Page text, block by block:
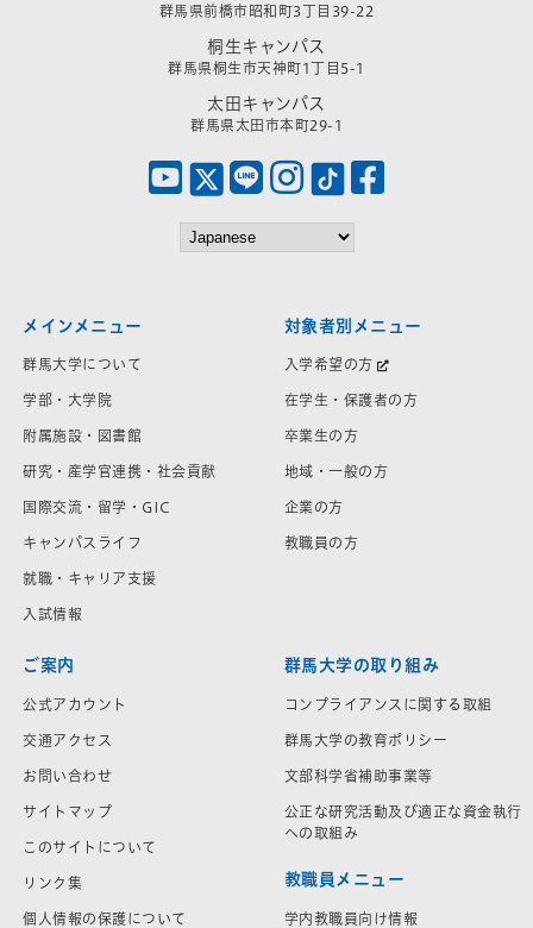
群馬県前橋市昭和町3丁目39-22
桐生キャンパス
群馬県桐生市天神町1丁目5-1
太田キャンパス
群馬県太田市本町29-1
メインメニュー
群馬大学について
学部・大学院
附属施設・図書館
研究・産学官連携・社会貢献
国際交流・留学・GIC
キャンパスライフ
就職・キャリア支援
入試情報
対象者別メニュー
入学希望の方
在学生・保護者の方
卒業生の方
地域・一般の方
企業の方
教職員の方
ご案内
公式アカウント
交通アクセス
お問い合わせ
サイトマップ
このサイトについて
リンク集
個人情報の保護について
群馬大学の取り組み
コンプライアンスに関する取組
群馬大学の教育ポリシー
文部科学省補助事業等
公正な研究活動及び適正な資金執行
への取組み
教職員メニュー
学内教職員向け情報